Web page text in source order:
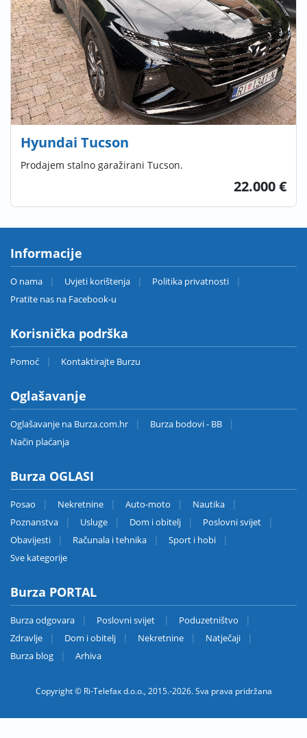
Hyundai Tucson
Prodajem stalno garažirani Tucson.
22.000 €
Informacije
O nama Uvjeti korištenja
Politika privatnosti
Pratite nas na Facebook-u
Korisnička podrška
Pomoć Kontaktirajte Burzu
Oglašavanje
Oglašavanje na Burza.com.hr
Burza bodovi - BB
Način plaćanja
Burza OGLASI
Posao Nekretnine Auto-moto
Nautika
Poznanstva
Usluge Dom i obitelj
Poslovni svijet
Obavijesti
Računala i tehnika
Sport i hobi
Sve kategorije
Burza PORTAL
Burza odgovara Poslovni svijet
Poduzetništvo
Zdravlje
Dom i obitelj Nekretnine
Natječaji
Burza blog
Arhiva
Copyright © Ri-Telefax d.o.o., 2015.-2026. Sva prava pridržana